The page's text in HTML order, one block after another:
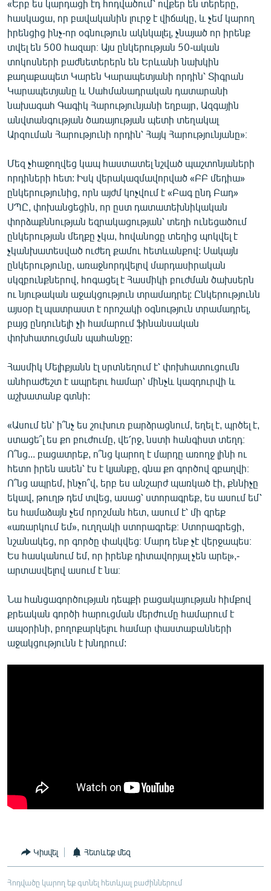
«Երբ ես կարդացի էդ հոդվածում՝ ովքեր են տերերը,
հասկացա, որ բավականին լուրջ է վիճակը, և չեմ կարող
իրենցից ինչ-որ օգնություն ակնկալել, չնայած որ իրենք
տվել են 500 հազար։ Այս ընկերության 50-ական
տոկոսների բաժնետերերն են Երևանի նախկին
քաղաքապետ Կարեն Կարապետյանի որդին՝ Տիգրան
Կարապետյանը և Սահմանադրական դատարանի
նախագահ Գագիկ Հարությունյանի եղբայր, Ազգային
անվտանգության ծառայության պետի տեղակալ
Արզուման Հարությունի որդին՝ Հայկ Հարությունյանը»։
Մեզ չհաջողվեց կապ հաստատել նշված պաշտոնյաների
որդիների հետ: Իսկ վերակազմավորված «ԲԲ մեդիա»
ընկերությունից, որն այժմ կոչվում է «Բագ ընդ Բադ»
ՍՊԸ, փոխանցեցին, որ ըստ դատատեխնիկական
փորձաքննության եզրակացության՝ տեղի ունեցածում
ընկերության մեղքը չկա, հովանոցը տեղից պոկվել է
չկանխատեսված ուժեղ քամու հետևանքով: Սակայն
ընկերությունը, առաջնորդվելով մարդասիրական
սկզբունքներով, հոգացել է Հասմիկի բուժման ծախսերն
ու նյութական աջակցություն տրամադրել: Ընկերությունն
այսօր էլ պատրաստ է որոշակի օգնություն տրամադրել,
բայց ընդունելի չի համարում ֆինանսական
փոխհատուցման պահանջը:
Հասմիկ Մելիքյանն էլ սրտնեղում է՝ փոխհատուցումն
անհրաժեշտ է ապրելու համար՝ մինչև կազդուրվի և
աշխատանք գտնի:
«Ասում են՝ ի՞նչ ես շուխուռ բարձրացնում, եղել է, պրծել է,
ստացե՞լ ես քո բուժումը, վե՛րջ, նստի հանգիստ տեղդ։
Ո՞նց... բացատրեք, ո՞նց կարող է մարդը առողջ լինի ու
հետո իրեն ասեն՝ էս է կյանքը, գնա քո գործով զբաղվի։
Ո՞նց ապրեմ, ինչո՞վ, երբ ես անշարժ պառկած էի, քննիչը
եկավ, թուղթ դեմ տվեց, ասաց՝ ստորագրեք, ես ասում եմ՝
ես համաձայն չեմ որոշման հետ, ասում է՝ մի գրեք
«առարկում եմ», ուղղակի ստորագրեք։ Ստորագրեցի,
նշանակեց, որ գործը փակվեց։ Մարդ ենք չէ վերջապես։
Ես հասկանում եմ, որ իրենք դիտավորյալ չեն արել»,-
արտասվելով ասում է նա։
Նա հանցագործության դեպքի բացակայության հիմքով
քրեական գործի հարուցման մերժումը համարում է
ապօրինի, բողոքարկելու համար փաստաբանների
աջակցությունն է խնդրում:
Կիսվել Հետևեք մեզ
Հոդվածը կարող եք գտնել հետևյալ բաժիններում